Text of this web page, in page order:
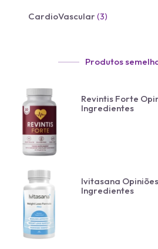
CardioVascular(3)
Produtos
Revintis Forte
Ingredientes
Ivitasana Opiniões
Ingredientes